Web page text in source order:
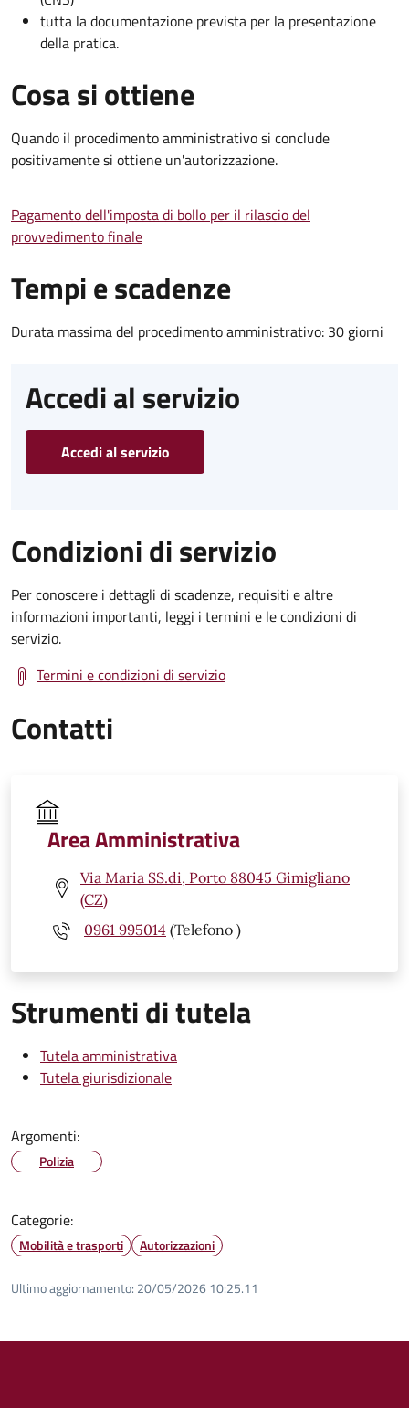
tutta la documentazione prevista per la presentazione
della pratica.
Cosa si ottiene
Quando il procedimento amministrativo si conclude
positivamente si ottiene un'autorizzazione.
Pagamento dell'imposta di bollo per il rilascio del
provvedimento finale
Tempi e scadenze
Durata massima del procedimento amministrativo: 30 giorni
Accedi al servizio
Accedi al servizio
Condizioni di servizio
Per conoscere i dettagli di scadenze, requisiti e altre
informazioni importanti, leggi i termini e le condizioni di
servizio.
Termini e condizioni di servizio
Contatti
Area Amministrativa
Via Maria SS.di, Porto 88045 Gimigliano
(CZ)
0961 995014 (Telefono )
Strumenti di tutela
Tutela amministrativa
Tutela giurisdizionale
Argomenti:
Polizia
Categorie:
Mobilità e trasporti Autorizzazioni
Ultimo aggiornamento: 20/05/2026 10:25.11